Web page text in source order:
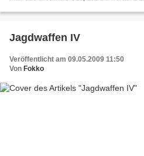
Jagdwaffen IV
Veröffentlicht am 09.05.2009 11:50
Von Fokko